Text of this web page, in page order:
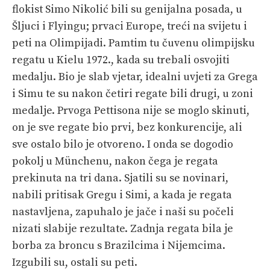
flokist Simo Nikolić bili su genijalna posada, u
Šljuci i Flyingu; prvaci Europe, treći na svijetu i
peti na Olimpijadi. Pamtim tu čuvenu olimpijsku
regatu u Kielu 1972., kada su trebali osvojiti
medalju. Bio je slab vjetar, idealni uvjeti za Grega
i Simu te su nakon četiri regate bili drugi, u zoni
medalje. Prvoga Pettisona nije se moglo skinuti,
on je sve regate bio prvi, bez konkurencije, ali
sve ostalo bilo je otvoreno. I onda se dogodio
pokolj u Münchenu, nakon čega je regata
prekinuta na tri dana. Sjatili su se novinari,
nabili pritisak Gregu i Simi, a kada je regata
nastavljena, zapuhalo je jače i naši su počeli
nizati slabije rezultate. Zadnja regata bila je
borba za broncu s Brazilcima i Nijemcima.
Izgubili su, ostali su peti.